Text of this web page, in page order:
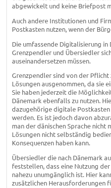
abgewickelt und keine Briefpost
Auch andere Institutionen und
Postkasten nutzen, wenn der
Die umfassende Digitalisierung in
Grenzpendler und Übersiedler
auseinandersetzen müssen.
Grenzpendler sind von der
Lösungen ausgenommen, da sie
Sie haben jederzeit die
Dänemark ebenfalls zu nutzen.
dazugehörige digitale
werden. Es ist jedoch davon
man der dänischen Sprache
Lösungen nicht selbständig
Konsequenzen haben kann.
Übersiedler die nach Dänemark
feststellen, dass eine Nutzung
nahezu unumgänglich ist. Hier
zusätzlichen Herausforderungen